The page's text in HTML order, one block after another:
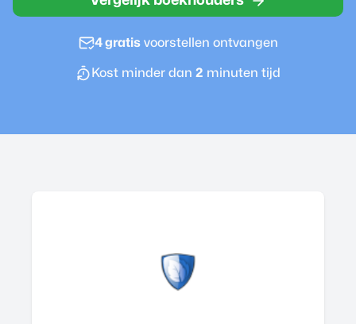
4 gratisvoorstellen ontvangen
Kost minder dan 2 minuten tijd